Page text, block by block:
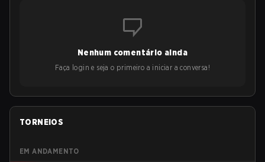
Nenhum comentário ainda
Faça login e seja o primeiro a iniciar a conversa!
TORNEIOS
EM ANDAMENTO